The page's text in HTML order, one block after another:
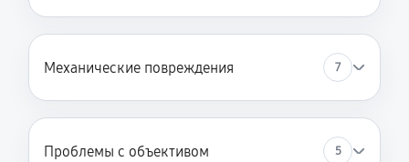
Механические повреждения 7
Проблемы с объективом 5